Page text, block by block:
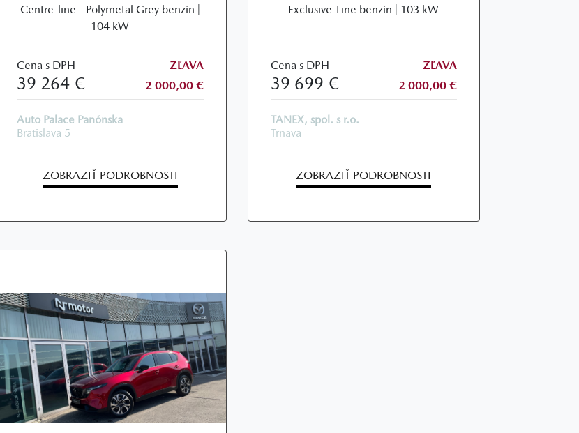
Centre-line - Polymetal Grey benzín |
104 kW
Cena s DPH
39 264 €
ZĽAVA
2 000,00 €
Auto Palace Panónska
Bratislava 5
ZOBRAZIŤ PODROBNOSTI
Exclusive‑Line benzín | 103 kW
Cena s DPH
39 699 €
ZĽAVA
2 000,00 €
TANEX, spol. s r.o.
Trnava
ZOBRAZIŤ PODROBNOSTI